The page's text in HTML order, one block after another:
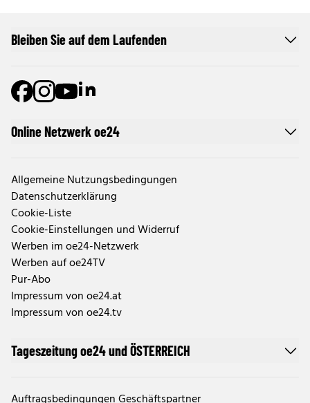
Online Netzwerk oe24
Allgemeine Nutzungsbedingungen
Datenschutzerklärung
Cookie-Liste
Cookie-Einstellungen und Widerruf
Werben im oe24-Netzwerk
Werben auf oe24TV
Pur-Abo
Impressum von oe24.at
Impressum von oe24.tv
Tageszeitung oe24 und ÖSTERREICH
Bleiben Sie auf dem Laufenden